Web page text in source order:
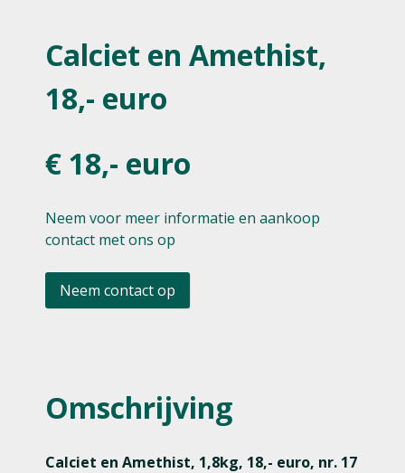
Calciet en Amethist,
18,- euro
€ 18,- euro
Neem voor meer informatie en aankoop
contact met ons op
Neem contact op
Omschrijving
Calciet en Amethist, 1,8kg, 18,- euro, nr. 17